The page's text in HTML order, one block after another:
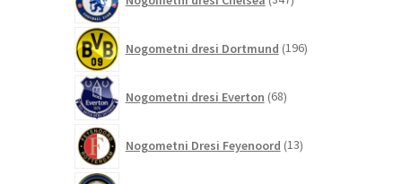
izdelkov
Nogometni dresi Dortmund 196izdelkov
Nogometni dresi Everton 68izdelkov
Nogometni Dresi Feyenoord 13izdelkov